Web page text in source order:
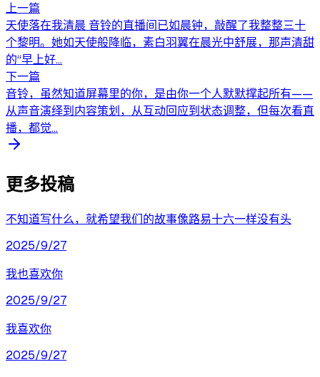
上一篇
天使落在我清晨 音铃的直播间已如晨钟，敲醒了我整整三十
个黎明。她如天使般降临，素白羽翼在晨光中舒展，那声清甜
的“早上好...
下一篇
音铃，虽然知道屏幕里的你，是由你一个人默默撑起所有——
从声音演绎到内容策划，从互动回应到状态调整，但每次看直
播，都觉...
更多投稿
不知道写什么，就希望我们的故事像路易十六一样没有头
2025/9/27
我也喜欢你
2025/9/27
我喜欢你
2025/9/27